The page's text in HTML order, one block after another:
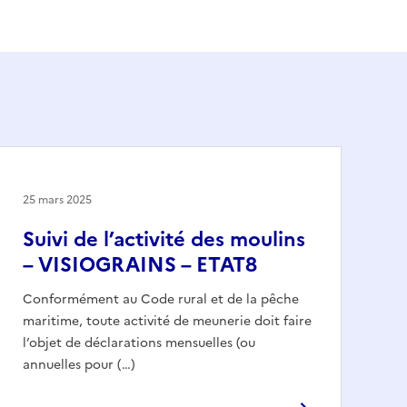
Suivi de l’activité des moulins
– VISIOGRAINS – ETAT8
Conformément au Code rural et de la pêche
maritime, toute activité de meunerie doit faire
l’objet de déclarations mensuelles (ou
annuelles pour (…)
25 mars 2025